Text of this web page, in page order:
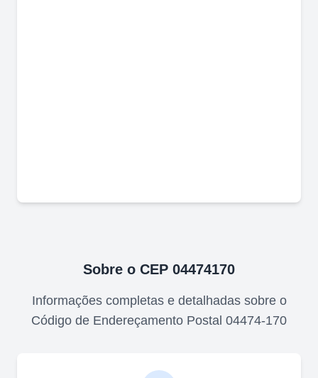
Sobre o CEP 04474170
Informações completas e detalhadas sobre o
Código de Endereçamento Postal 04474-170